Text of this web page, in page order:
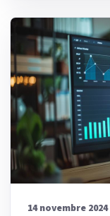
14 novembre